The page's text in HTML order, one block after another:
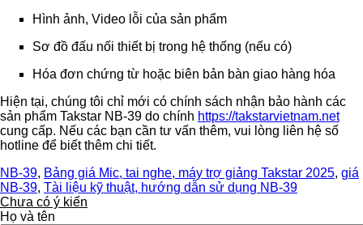
Hình ảnh, Video lỗi của sản phẩm
Sơ đồ đấu nối thiết bị trong hệ thống (nếu có)
Hóa đơn chứng từ hoặc biên bản bàn giao hàng hóa
Hiện tại, chúng tôi chỉ mới có chính sách nhận bảo hành các
sản phẩm Takstar NB-39 do chính https://takstarvietnam.net
cung cấp. Nếu các bạn cần tư vấn thêm, vui lòng liên hệ số
hotline để biết thêm chi tiết.
NB-39, Bảng giá Mic, tai nghe, máy trợ giảng Takstar 2025, giá
NB-39, Tài liệu kỹ thuật, hướng dẫn sử dụng NB-39
Chưa có ý kiến
Họ và tên